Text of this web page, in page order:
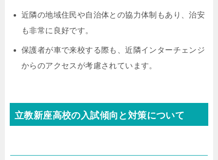
近隣の地域住民や自治体との協力体制もあり、治安
も非常に良好です。
保護者が車で来校する際も、近隣インターチェンジ
からのアクセスが考慮されています。
立教新座高校の入試傾向と対策について